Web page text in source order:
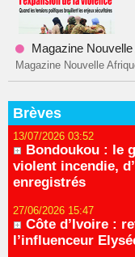
Magazine Nouvelle
Magazine Nouvelle
Brèves
13/07/2026 03:52
Bondoukou : le
violent incendie,
enregistrés
27/06/2026 15:47
Côte d’Ivoire :
l’influenceur